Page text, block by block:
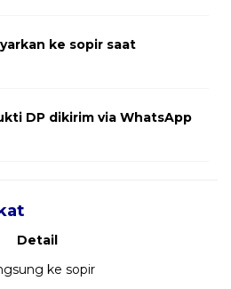
ke sopir saat
DP dikirim via WhatsApp
Detail
ke sopir